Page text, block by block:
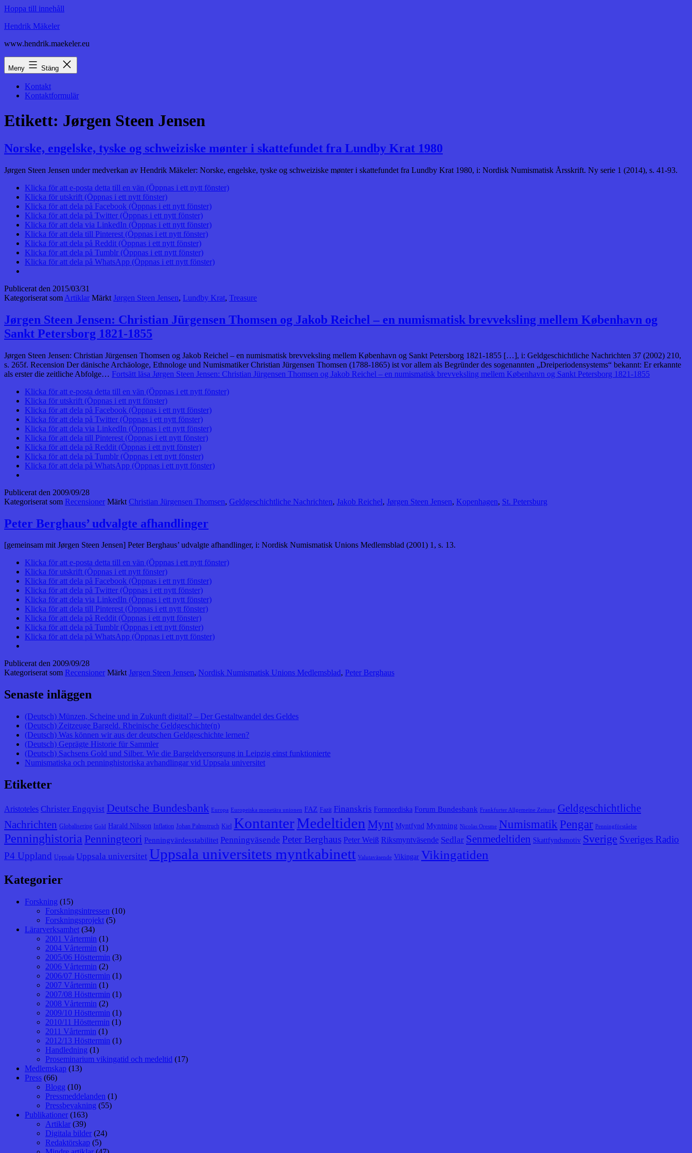
Hoppa till innehåll
Hendrik Mäkeler
www.hendrik.maekeler.eu
Meny Stäng
Kontakt
Kontaktformulär
Etikett: Jørgen Steen Jensen
Norske, engelske, tyske og schweiziske mønter i skattefundet fra Lundby Krat 1980
Jørgen Steen Jensen under medverkan av Hendrik Mäkeler: Norske, engelske, tyske og schweiziske mønter i skattefundet fra Lundby Krat 1980, i: Nordisk Numismatisk Årsskrift. Ny serie 1 (2014), s. 41-93.
Klicka för att e-posta detta till en vän (Öppnas i ett nytt fönster)
Klicka för utskrift (Öppnas i ett nytt fönster)
Klicka för att dela på Facebook (Öppnas i ett nytt fönster)
Klicka för att dela på Twitter (Öppnas i ett nytt fönster)
Klicka för att dela via LinkedIn (Öppnas i ett nytt fönster)
Klicka för att dela till Pinterest (Öppnas i ett nytt fönster)
Klicka för att dela på Reddit (Öppnas i ett nytt fönster)
Klicka för att dela på Tumblr (Öppnas i ett nytt fönster)
Klicka för att dela på WhatsApp (Öppnas i ett nytt fönster)
Publicerat den 2015/03/31
Kategoriserat som Artiklar Märkt Jørgen Steen Jensen, Lundby Krat, Treasure
Jørgen Steen Jensen: Christian Jürgensen Thomsen og Jakob Reichel – en numismatisk brevveksling mellem København og
Sankt Petersborg 1821-1855
Jørgen Steen Jensen: Christian Jürgensen Thomsen og Jakob Reichel – en numismatisk brevveksling mellem København og Sankt Petersborg 1821-1855 […], i: Geldgeschichtliche Nachrichten 37 (2002) 210,
s. 265f. Recension Der dänische Archäologe, Ethnologe und Numismatiker Christian Jürgensen Thomsen (1788-1865) ist vor allem als Begründer des sogenannten „Dreiperiodensystems“ bekannt: Er erkannte
als erster die zeitliche Abfolge… Fortsätt läsa Jørgen Steen Jensen: Christian Jürgensen Thomsen og Jakob Reichel – en numismatisk brevveksling mellem København og Sankt Petersborg 1821-1855
Klicka för att e-posta detta till en vän (Öppnas i ett nytt fönster)
Klicka för utskrift (Öppnas i ett nytt fönster)
Klicka för att dela på Facebook (Öppnas i ett nytt fönster)
Klicka för att dela på Twitter (Öppnas i ett nytt fönster)
Klicka för att dela via LinkedIn (Öppnas i ett nytt fönster)
Klicka för att dela till Pinterest (Öppnas i ett nytt fönster)
Klicka för att dela på Reddit (Öppnas i ett nytt fönster)
Klicka för att dela på Tumblr (Öppnas i ett nytt fönster)
Klicka för att dela på WhatsApp (Öppnas i ett nytt fönster)
Publicerat den 2009/09/28
Kategoriserat som Recensioner Märkt Christian Jürgensen Thomsen, Geldgeschichtliche Nachrichten, Jakob Reichel, Jørgen Steen Jensen, Kopenhagen, St. Petersburg
Peter Berghaus’ udvalgte afhandlinger
[gemeinsam mit Jørgen Steen Jensen] Peter Berghaus’ udvalgte afhandlinger, i: Nordisk Numismatisk Unions Medlemsblad (2001) 1, s. 13.
Klicka för att e-posta detta till en vän (Öppnas i ett nytt fönster)
Klicka för utskrift (Öppnas i ett nytt fönster)
Klicka för att dela på Facebook (Öppnas i ett nytt fönster)
Klicka för att dela på Twitter (Öppnas i ett nytt fönster)
Klicka för att dela via LinkedIn (Öppnas i ett nytt fönster)
Klicka för att dela till Pinterest (Öppnas i ett nytt fönster)
Klicka för att dela på Reddit (Öppnas i ett nytt fönster)
Klicka för att dela på Tumblr (Öppnas i ett nytt fönster)
Klicka för att dela på WhatsApp (Öppnas i ett nytt fönster)
Publicerat den 2009/09/28
Kategoriserat som Recensioner MärktJørgen Steen Jensen, Nordisk Numismatisk Unions Medlemsblad, Peter Berghaus
Senaste inläggen
(Deutsch) Münzen, Scheine und in Zukunft digital? – Der Gestaltwandel des Geldes
(Deutsch) Zeitzeuge Bargeld. Rheinische Geldgeschichte(n)
(Deutsch) Was können wir aus der deutschen Geldgeschichte lernen?
(Deutsch) Geprägte Historie für Sammler
(Deutsch) Sachsens Gold und Silber. Wie die Bargeldversorgung in Leipzig einst funktionierte
Numismatiska och penninghistoriska avhandlingar vid Uppsala universitet
Etiketter
Aristoteles Christer Engqvist Deutsche Bundesbank Europa Europeiska monetära unionen FAZ Fazit Finanskris Fornnordiska Forum Bundesbank Frankfurter Allgemeine Zeitung Geldgeschichtliche
Nachrichten Globalisering Gold Harald Nilsson Inflation Johan Palmstruch Kiel KontanterMedeltiden Mynt Myntfynd Myntning Nicolas Oresme Numismatik Pengar Penningförståelse
Penninghistoria Penningteori Penningvärdesstabilitet Penningväsende Peter Berghaus Peter Weiß Riksmyntväsende Sedlar Senmedeltiden Skattfyndsmotiv Sverige Sveriges Radio
P4 Uppland Uppsala Uppsala universitet Uppsala universitets myntkabinett Valutaväsende Vikingar Vikingatiden
Kategorier
Forskning (15)
Forskningsintressen (10)
Forskningsprojekt (5)
Lärarverksamhet (34)
2001 Vårtermin (1)
2004 Vårtermin (1)
2005/06 Hösttermin (3)
2006 Vårtermin (2)
2006/07 Hösttermin (1)
2007 Vårtermin (1)
2007/08 Hösttermin (1)
2008 Vårtermin (2)
2009/10 Hösttermin (1)
2010/11 Hösttermin (1)
2011 Vårtermin (1)
2012/13 Hösttermin (1)
Handledning (1)
Proseminarium vikingatid och medeltid (17)
Medlemskap (13)
Press (66)
Blogg (10)
Pressmeddelanden (1)
Pressbevakning (55)
Publikationer (163)
Artiklar (39)
Digitala bilder (24)
Redaktörskap (5)